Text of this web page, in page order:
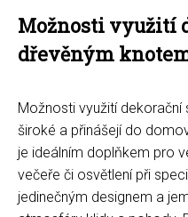
Možnosti využití
dřevěným
Možnosti využití
široké a přinášejí do
je ideálním doplňkem pro
večeře či osvětlení při
jedinečným designem a